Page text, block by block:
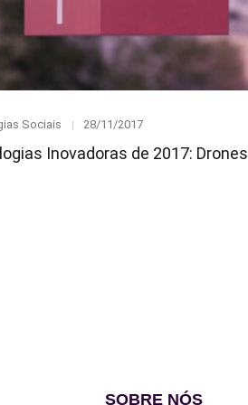
Sociais
Posted
28/11/2017
Inovadoras de 2017: Drones
SOBRE NÓS